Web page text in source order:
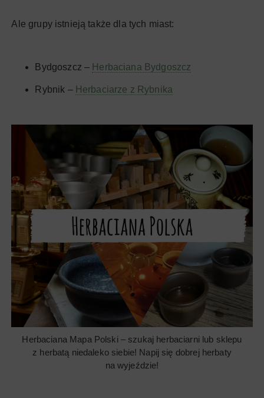
Ale grupy istnieją także dla tych miast:
Bydgoszcz – Herbaciana Bydgoszcz
Rybnik – Herbaciarze z Rybnika
Herbaciana Mapa Polski – szukaj herbaciarni lub sklepu
z herbatą niedaleko siebie! Napij się dobrej herbaty
na wyjeździe!